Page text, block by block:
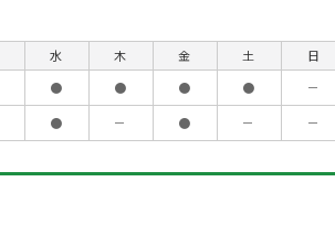
水 木 金 土 日
●
● ● ● －
●
－ ● － －